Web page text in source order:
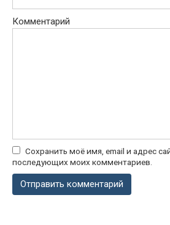
Комментарий
Сохранить моё имя, email и адрес
последующих моих комментариев.